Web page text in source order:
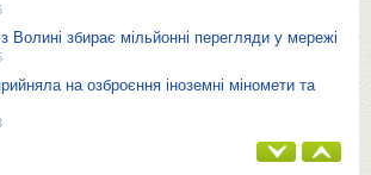
Волині збирає мільйонні перегляди у мережі
на озброєння іноземні міномети та